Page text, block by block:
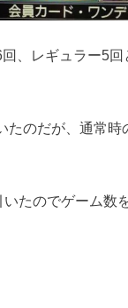
、レギュラー5
たのだが、通常時
たのでゲーム数